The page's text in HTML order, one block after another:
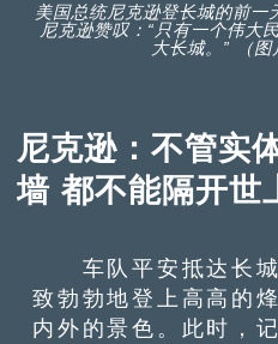
美国总统尼克逊登长城的前一
尼克逊赞叹：“只有一个伟大
大长城。” （图
尼克逊：不管实
墙 都不能隔开世
车队平安抵达长城
致勃勃地登上高高的
内外的景色。此时，